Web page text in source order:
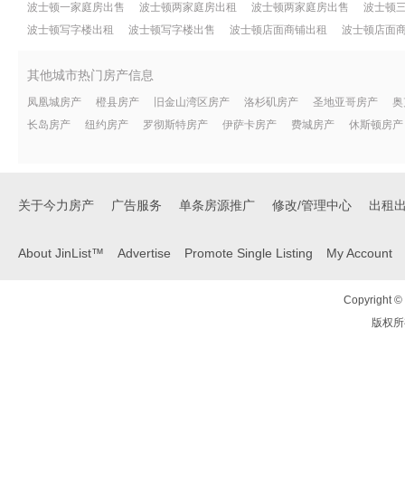
波士顿一家庭房出售
波士顿两家庭房出租 波士顿两家庭房出售
波士顿
波士顿写字楼出租
波士顿写字楼出售 波士顿店面商铺出租 波士顿店面
其他城市热门房产信息
凤凰城房产 橙县房产 旧金山湾区房产 洛杉矶房产 圣地亚哥房产
长岛房产
纽约房产 罗彻斯特房产 伊萨卡房产 费城房产 休斯顿房产
关于今力房产 广告服务 单条房源推广 修改/管理中心 出租
About JinList™ Advertise Promote Single Listing My Account
Copyright ©
版权